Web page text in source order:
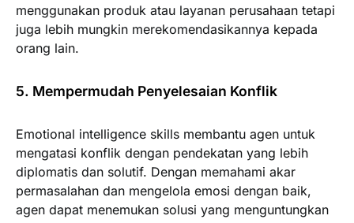
menggunakan produk atau layanan perusahaan tetapi
juga lebih mungkin merekomendasikannya kepada
orang lain.
5. Mempermudah Penyelesaian Konflik
Emotional intelligence skills membantu agen untuk
mengatasi konflik dengan pendekatan yang lebih
diplomatis dan solutif. Dengan memahami akar
permasalahan dan mengelola emosi dengan baik,
agen dapat menemukan solusi yang menguntungkan